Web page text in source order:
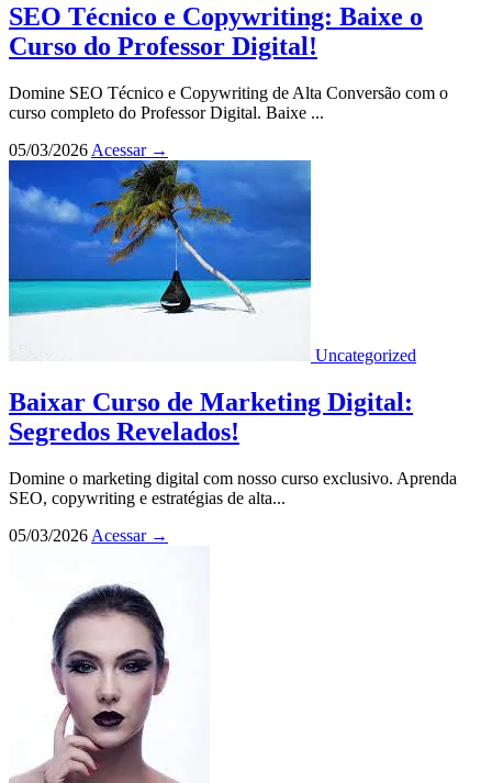
SEO Técnico e Copywriting: Baixe o
Curso do Professor Digital!
Domine SEO Técnico e Copywriting de Alta Conversão com o
curso completo do Professor Digital. Baixe ...
05/03/2026 Acessar →
Uncategorized
Baixar Curso de Marketing Digital:
Segredos Revelados!
Domine o marketing digital com nosso curso exclusivo. Aprenda
SEO, copywriting e estratégias de alta...
05/03/2026 Acessar →